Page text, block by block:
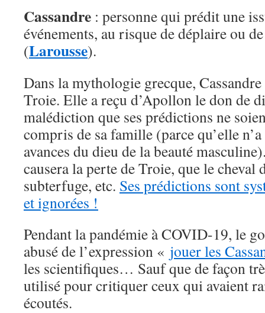
Cassandre : personne qui prédit une
événements, au risque de déplaire ou
(Larousse).
Dans la mythologie grecque,
Troie. Elle a reçu d’Apollon le don de
malédiction que ses prédictions ne
compris de sa famille (parce qu’elle
avances du dieu de la beauté
causera la perte de Troie, que le cheval
subterfuge, etc. Ses prédictions sont
et ignorées !
Pendant la pandémie à COVID-19, le
abusé de l’expression « jouer les
les scientifiques… Sauf que de façon
utilisé pour critiquer ceux qui avaient
écoutés.